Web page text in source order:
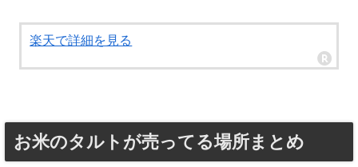
楽天で詳細を見る
お米のタルトが売ってる場所まとめ